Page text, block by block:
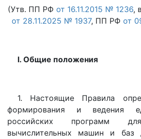
(Утв. ПП РФ от 16.11.2015 № 1236,
от 28.11.2025 № 1937, ПП РФ от
I. Общие положения
1. Настоящие Правила
формирования и ведения
российских программ
вычислительных машин и баз